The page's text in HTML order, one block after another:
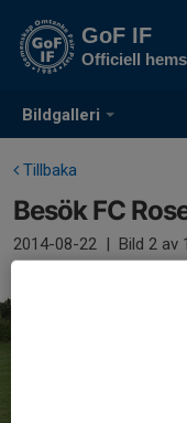
Bildgalleri
GoF IF
Officiell
Tillbaka
Besök FC
2014-08-22 | Bild 2 av